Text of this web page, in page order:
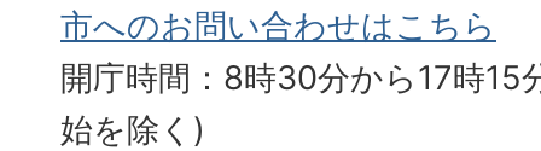
市へのお問い合わせはこちら
開庁時間：8時30分から17時15
始を除く)